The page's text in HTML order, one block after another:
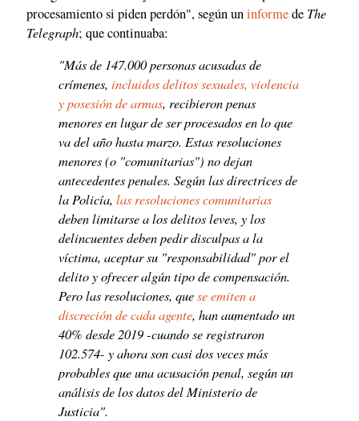
procesamiento si piden perdón", según uninformede The
Telegraph; que continuaba:
"Más de 147.000 personas acusadas de
crímenes, incluidos delitos sexuales, violencia
y posesión de armas, recibieron penas
menores en lugar de ser procesados en lo que
va del año hasta marzo. Estas resoluciones
menores (o "comunitarias") no dejan
antecedentes penales. Según las directrices de
la Policía, las resoluciones comunitarias
deben limitarse a los delitos leves, y los
delincuentes deben pedir disculpas a la
víctima, aceptar su "responsabilidad" por el
delito y ofrecer algún tipo de compensación.
Pero las resoluciones, quese emiten a
discreción de cada agente, han aumentado un
40% desde 2019 -cuando se registraron
102.574- y ahora son casi dos veces más
probables que una acusación penal, según un
análisis de los datos del Ministerio de
Justicia".